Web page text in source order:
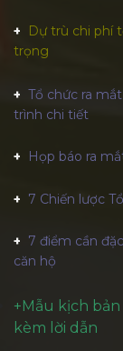
Dự trù chi phí
trọng
Tổ chức ra
trình chi tiết
Họp báo ra
7 Chiến lược
7 điểm cần
căn hộ
+Mẫu kịch
kèm lời dẫn